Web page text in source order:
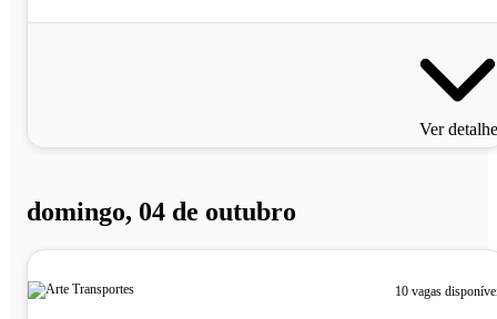
Ver
domingo, 04 de outubro
10 vagas